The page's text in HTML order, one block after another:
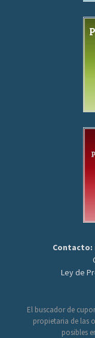
Contacto:
Ley de
El buscador de
propietaria de las
posibles